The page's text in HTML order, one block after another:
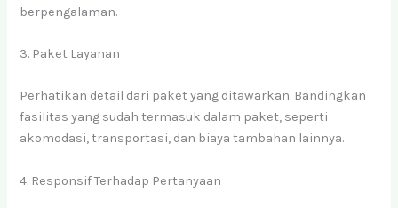
berpengalaman.
3. Paket Layanan
Perhatikan detail dari paket yang ditawarkan. Bandingkan
fasilitas yang sudah termasuk dalam paket, seperti
akomodasi, transportasi, dan biaya tambahan lainnya.
4. Responsif Terhadap Pertanyaan